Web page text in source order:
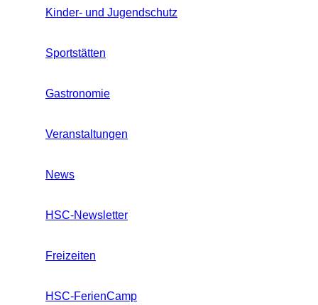
Kinder- und Jugendschutz
Sportstätten
Gastronomie
Veranstaltungen
News
HSC-Newsletter
Freizeiten
HSC-FerienCamp